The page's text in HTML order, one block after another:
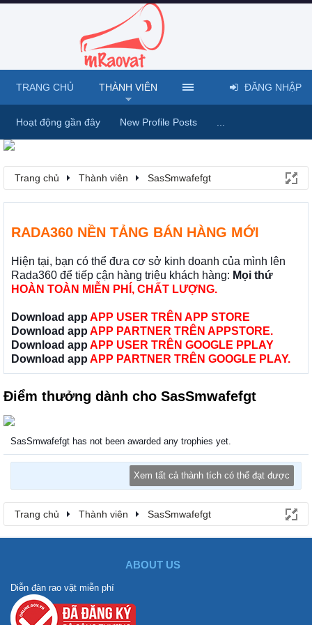
Trang chủ Thành viên SasSmwafefgt
RADA360 NỀN TẢNG BÁN HÀNG MỚI
Hiện tại, bạn có thể đưa cơ sở kinh doanh của mình lên
Rada360 để tiếp cận hàng triệu khách hàng: Mọi thứ
HOÀN TOÀN MIỄN PHÍ, CHẤT LƯỢNG.
Download app APP USER TRÊN APP STORE
Download app APP PARTNER TRÊN APPSTORE.
Download app APP USER TRÊN GOOGLE PPLAY
Download app APP PARTNER TRÊN GOOGLE PLAY.
Điểm thưởng dành cho SasSmwafefgt
SasSmwafefgt has not been awarded any trophies yet.
Xem tất cả thành tích có thể đạt được
Trang chủ Thành viên SasSmwafefgt
TRANG CHỦ THÀNH VIÊN
Hoạt động gần đây New Profile Posts
ĐĂNG NHẬP
ABOUT US
Diễn đàn rao vặt miễn phí